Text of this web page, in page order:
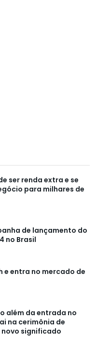
ser renda extra e se
para milhares de
de lançamento do
no Brasil
e entra no mercado de
além da entrada no
na cerimônia de
significado